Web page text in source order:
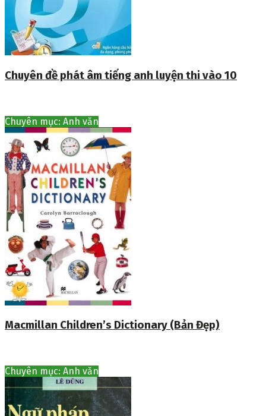
Chuyên đề phát âm tiếng anh luyện thi vào 10
Chuyên mục: Anh văn
Macmillan Children’s Dictionary (Bản Đẹp)
Chuyên mục: Anh văn